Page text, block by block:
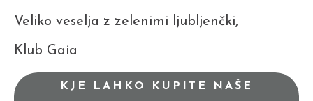
Veliko veselja z zelenimi ljubljenčki,
Klub Gaia
KJE LAHKO KUPITE NAŠE